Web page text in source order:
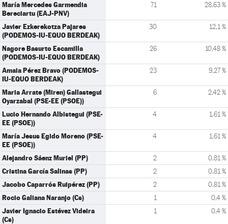
María Mercedes Garmendia
Bereciartu (EAJ-PNV)
71 28,63 %
Javier Ezkerekotza Pajares
(PODEMOS-IU-EQUO BERDEAK)
30 12,1 %
Nagore Basurto Escamilla
(PODEMOS-IU-EQUO BERDEAK)
26 10,48 %
Amaia Pérez Bravo (PODEMOS-
IU-EQUO BERDEAK)
23 9,27 %
Maria Arrate (Miren) Gallastegui
Oyarzabal (PSE-EE (PSOE))
6 2,42 %
Lucio Hernando Albistegui (PSE-
EE (PSOE))
4 1,61 %
María Jesus Egido Moreno (PSE-
EE (PSOE))
4 1,61 %
Alejandro Sáenz Muriel (PP) 2 0,81 %
Cristina García Salinas (PP) 2 0,81 %
Jacobo Caparrós Ruipérez (PP) 2 0,81 %
Rocio Galiana Naranjo (Cs) 1 0,4 %
Javier Ignacio Estévez Videira
(Cs)
1 0,4 %